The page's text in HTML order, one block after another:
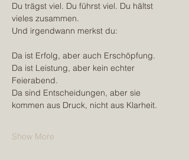
Du trägst viel. Du führst viel. Du hältst
vieles zusammen.
Und irgendwann merkst du:
Da ist Erfolg, aber auch Erschöpfung.
Da ist Leistung, aber kein echter
Feierabend.
Da sind Entscheidungen, aber sie
kommen aus Druck, nicht aus Klarheit.
Show More